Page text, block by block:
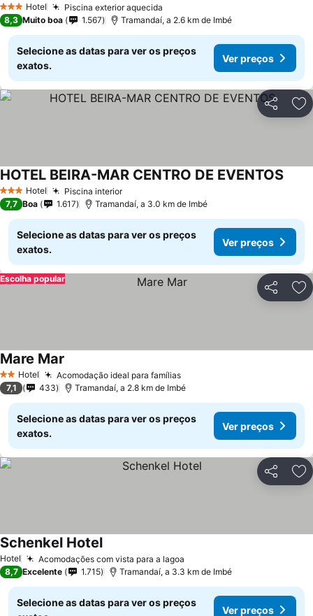
3 EstrelasHotel Piscina exterior aquecida
8,3 Muito boa 1.567 Tramandaí, a 2.6 km de Imbé
Selecione as datas para ver os preços
exatos.
Ver preços
Partilhar
3 EstrelasHotel Piscina interior
HOTEL BEIRA-MAR CENTRO DE EVENTOS
7,7 Boa 1.617 Tramandaí, a 3.0 km de Imbé
Selecione as datas para ver os preços
exatos.
Ver preços
Partilhar
Escolha popular
2 Estrelas
Hotel Acomodação ideal para famílias
Mare Mar
7,1 433 Tramandaí, a 2.8 km de Imbé
Selecione as datas para ver os preços
exatos.
Ver preços
Partilhar
Hotel Acomodações com vista para a lagoa
Schenkel Hotel
8,7 Excelente 1.715 Tramandaí, a 3.3 km de Imbé
Selecione as datas para ver os preços
Ver preços